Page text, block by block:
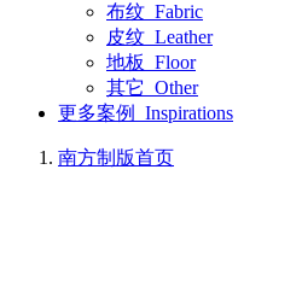
布纹_Fabric
皮纹_Leather
地板_Floor
其它_Other
更多案例_Inspirations
南方制版首页